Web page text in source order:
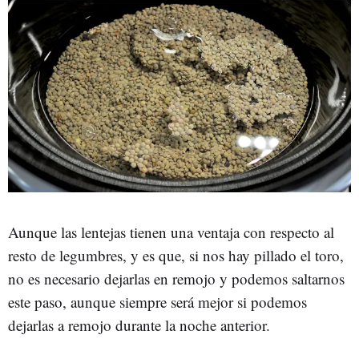
Aunque las lentejas tienen una ventaja con respecto al
resto de legumbres, y es que, si nos hay pillado el toro,
no es necesario dejarlas en remojo y podemos saltarnos
este paso, aunque siempre será mejor si podemos
dejarlas a remojo durante la noche anterior.